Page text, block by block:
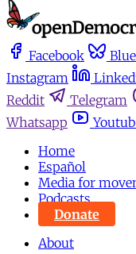
Facebook
Instagram
Reddit
Telegram
Whatsapp
Home
Español
Media for
Podcasts
Donate
About